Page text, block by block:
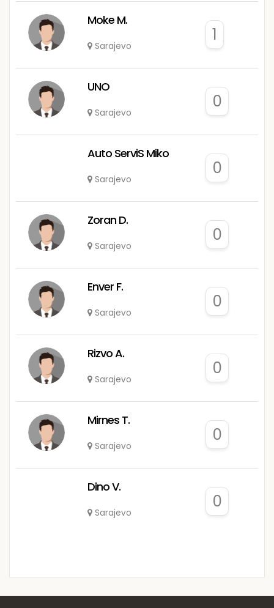
Moke M.
Sarajevo
1
UNO
Sarajevo
0
Auto ServiS Miko
Sarajevo
0
Zoran D.
Sarajevo
0
Enver F.
Sarajevo
0
Rizvo A.
Sarajevo
0
Mirnes T.
Sarajevo
0
Dino V.
Sarajevo
0